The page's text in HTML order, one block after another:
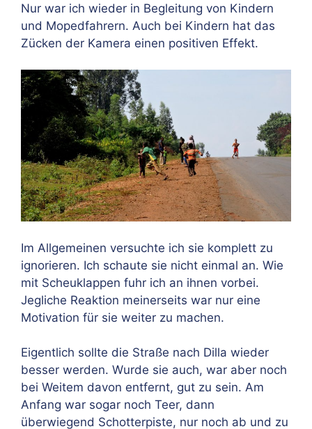
Nur war ich wieder in Begleitung von Kindern
und Mopedfahrern. Auch bei Kindern hat das
Zücken der Kamera einen positiven Effekt.
Im Allgemeinen versuchte ich sie komplett zu
ignorieren. Ich schaute sie nicht einmal an. Wie
mit Scheuklappen fuhr ich an ihnen vorbei.
Jegliche Reaktion meinerseits war nur eine
Motivation für sie weiter zu machen.
Eigentlich sollte die Straße nach Dilla wieder
besser werden. Wurde sie auch, war aber noch
bei Weitem davon entfernt, gut zu sein. Am
Anfang war sogar noch Teer, dann
überwiegend Schotterpiste, nur noch ab und zu